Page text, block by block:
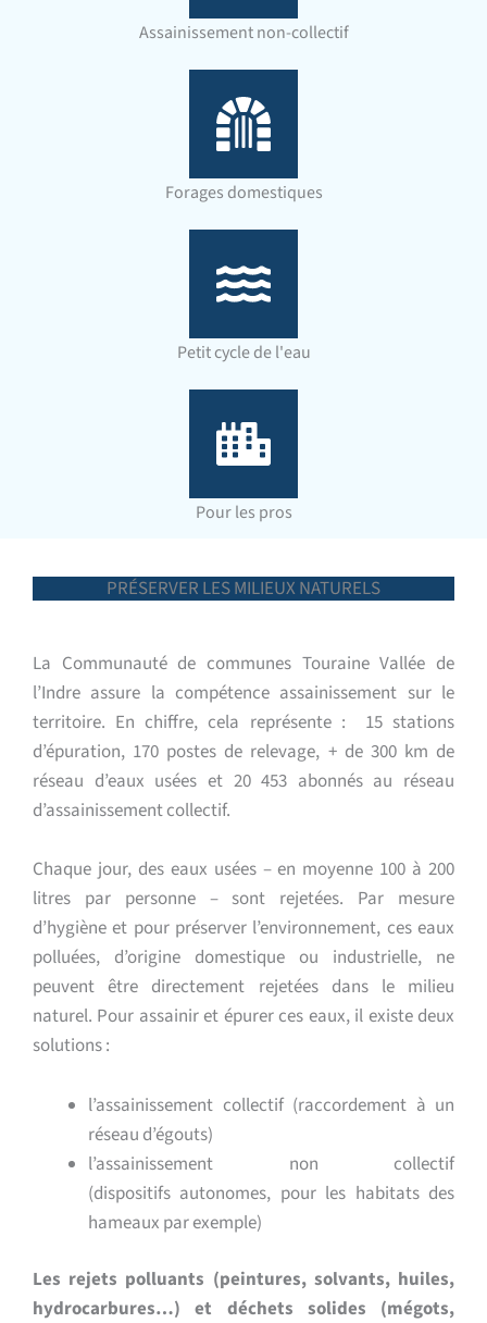
Assainissement non-collectif
Forages domestiques
Petit cycle de l'eau
Pour les pros
PRÉSERVER LES MILIEUX NATURELS
La Communauté de communes Touraine Vallée de
l’Indre assure la compétence assainissement sur le
territoire. En chiffre, cela représente : 15 stations
d’épuration, 170 postes de relevage, + de 300 km de
réseau d’eaux usées et 20 453 abonnés au réseau
d’assainissement collectif.
Chaque jour, des eaux usées – en moyenne 100 à 200
litres par personne – sont rejetées. Par mesure
d’hygiène et pour préserver l’environnement, ces eaux
polluées, d’origine domestique ou industrielle, ne
peuvent être directement rejetées dans le milieu
naturel. Pour assainir et épurer ces eaux, il existe deux
solutions :
l’assainissement collectif (raccordement à un
réseau d’égouts)
l’assainissement non collectif
(dispositifs autonomes, pour les habitats des
hameaux par exemple)
Les rejets polluants (peintures, solvants, huiles,
hydrocarbures…) et déchets solides (mégots,